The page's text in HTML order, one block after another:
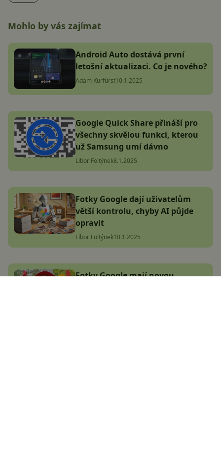
Mohlo by vás zajímat
Android Auto dostává první
letošní aktualizaci. Co je nového?
Adam Kurfürst10.1.2025
Google Quick Share přináší pro
všechny skvělou funkci, kterou
už Samsung umí dávno
Libor Foltýnek8.1.2025
Fotky Google dají uživatelům
větší kontrolu, chyby AI půjde
opravit
Libor Foltýnek10.1.2025
Fotky Google mají novou